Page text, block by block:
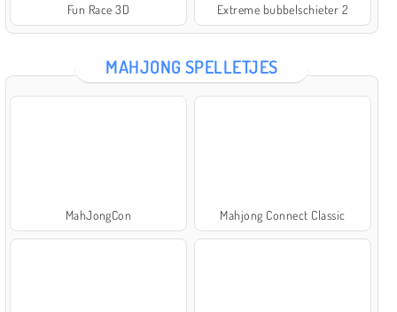
Fun Race 3D Extreme bubbelschieter 2
MAHJONG SPELLETJES
MahJongCon Mahjong Connect Classic